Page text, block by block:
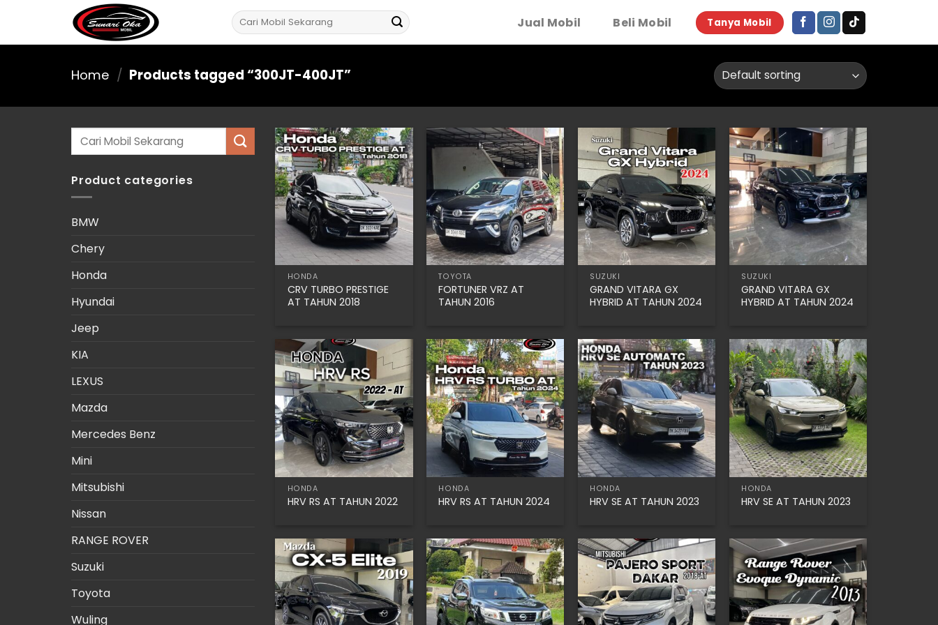
content
Search
for:
Jual Mobil Beli Mobil Tanya Mobil
Home / Products tagged “300JT-400JT”
Search
Product categories
BMW
Chery
Honda
Hyundai
Jeep
KIA
LEXUS
Mazda
Mercedes Benz
Mini
Mitsubishi
Nissan
RANGE ROVER
Suzuki
Toyota
Wuling
HONDA
CRV TURBO PRESTIGE
AT TAHUN 2018
TOYOTA
FORTUNER VRZ AT
TAHUN 2016
SUZUKI
GRAND VITARA GX
HYBRID AT TAHUN 2024
SUZUKI
GRAND VITARA GX
HYBRID AT TAHUN 2024
HONDA
HRV RS AT TAHUN 2022
HONDA
HRV RS AT TAHUN 2024
HONDA
HRV SE AT TAHUN 2023
HONDA
HRV SE AT TAHUN 2023